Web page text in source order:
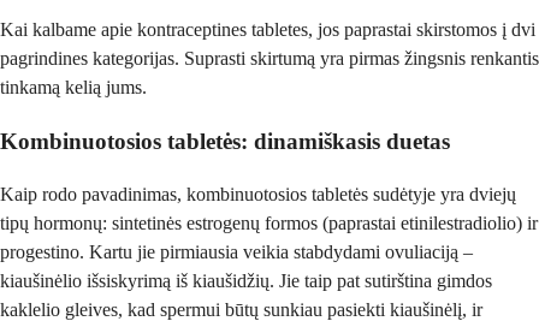
Kai kalbame apie kontraceptines tabletes, jos paprastai skirstomos į dvi
pagrindines kategorijas. Suprasti skirtumą yra pirmas žingsnis renkantis
tinkamą kelią jums.
Kombinuotosios tabletės: dinamiškasis duetas
Kaip rodo pavadinimas, kombinuotosios tabletės sudėtyje yra dviejų
tipų hormonų: sintetinės estrogenų formos (paprastai etinilestradiolio) ir
progestino. Kartu jie pirmiausia veikia stabdydami ovuliaciją –
kiaušinėlio išsiskyrimą iš kiaušidžių. Jie taip pat sutirština gimdos
kaklelio gleives, kad spermui būtų sunkiau pasiekti kiaušinėlį, ir